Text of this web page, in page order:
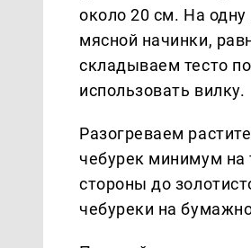
около 20 см. На
мясной начинки,
складываем тесто
использовать вилку.
Разогреваем
чебурек минимум
стороны до
чебуреки на